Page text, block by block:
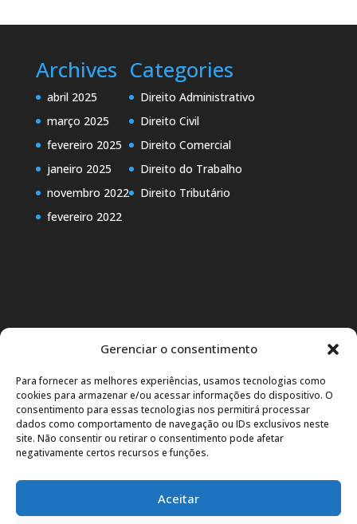
Gerenciar o consentimento
Para fornecer as melhores experiências, usamos tecnologias como
cookies para armazenar e/ou acessar informações do dispositivo. O
consentimento para essas tecnologias nos permitirá processar
dados como comportamento de navegação ou IDs exclusivos neste
site. Não consentir ou retirar o consentimento pode afetar
negativamente certos recursos e funções.
Aceitar
Archives
abril 2025
março 2025
fevereiro 2025
janeiro 2025
novembro 2022
fevereiro 2022
Categories
Direito Administrativo
Direito Civil
Direito Comercial
Direito do Trabalho
Direito Tributário
Carreira
Termos de Uso